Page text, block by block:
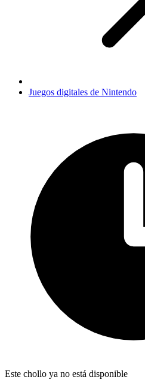
Juegos digitales de Nintendo
Este chollo ya no está disponible